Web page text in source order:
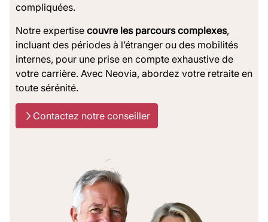
compliquées.
Notre expertise couvre les parcours complexes,
incluant des périodes à l’étranger ou des mobilités
internes, pour une prise en compte exhaustive de
votre carrière. Avec Neovia, abordez votre retraite en
toute sérénité.
Contactez notre conseiller